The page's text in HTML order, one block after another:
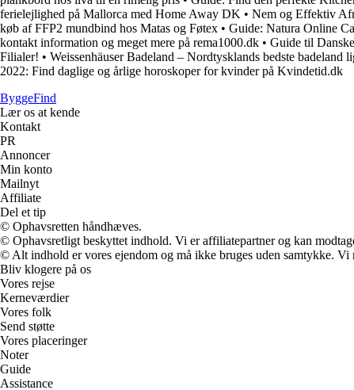
ferielejlighed på Mallorca med Home Away DK • Nem og Effektiv
køb af FFP2 mundbind hos Matas og Føtex • Guide: Natura Online
kontakt information og meget mere på rema1000.dk • Guide til
Filialer! • Weissenhäuser Badeland – Nordtysklands bedste badeland
2022: Find daglige og årlige horoskoper for kvinder på Kvindetid.dk
ByggeFind
Lær os at kende
Kontakt
PR
Annoncer
Min konto
Mailnyt
Affiliate
Del et tip
© Ophavsretten håndhæves.
© Ophavsretligt beskyttet indhold. Vi er affiliatepartner og kan
© Alt indhold er vores ejendom og må ikke bruges uden samtykke.
Bliv klogere på os
Vores rejse
Kerneværdier
Vores folk
Send støtte
Vores placeringer
Noter
Guide
Assistance